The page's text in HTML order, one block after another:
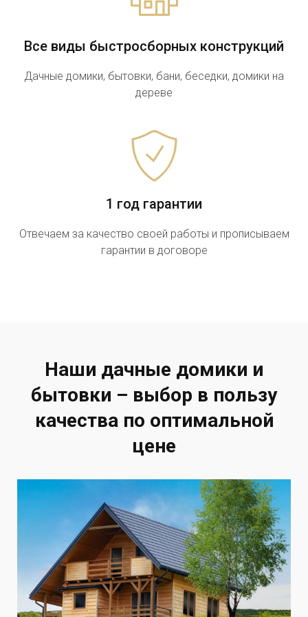
Все виды быстросборных конструкций
Дачные домики, бытовки, бани, беседки, домики на
дереве
1 год гарантии
Отвечаем за качество своей работы и прописываем
гарантии в договоре
Наши дачные домики и
бытовки – выбор в пользу
качества по оптимальной
цене